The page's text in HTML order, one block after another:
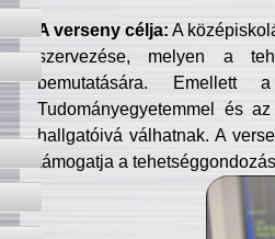
A verseny célja: A
szervezése, melyen a
bemutatására. Emellett
Tudományegyetemmel és
hallgatóivá válhatnak. A
támogatja a